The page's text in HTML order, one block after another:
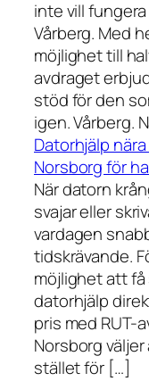
inte vill
Vårberg. Med
möjlighet till
avdraget
stöd för den
igen. Vårberg.
Datorhjälp
Norsborg för
När datorn
svajar eller
vardagen
tidskrävande.
möjlighet att
datorhjälp
pris med RUT-
Norsborg
stället för […]